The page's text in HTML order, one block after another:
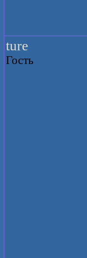
ture
Гость